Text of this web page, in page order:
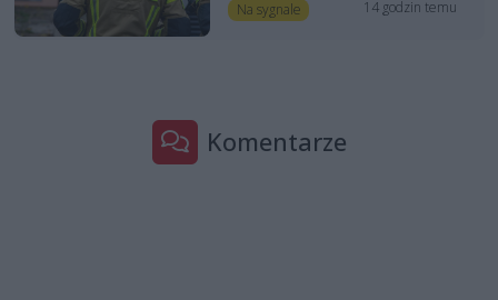
Na sygnale 14 godzin temu
Komentarze